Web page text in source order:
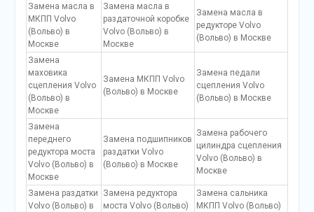
Замена масла в
МКПП Volvo
(Вольво) в
Москве
Замена масла в
раздаточной коробке
Volvo (Вольво) в
Москве
Замена масла в
редукторе Volvo
(Вольво) в Москве
Замена
маховика
сцепления Volvo
(Вольво) в
Москве
Замена МКПП Volvo
(Вольво) в Москве
Замена педали
сцепления Volvo
(Вольво) в Москве
Замена
переднего
редуктора моста
Volvo (Вольво) в
Москве
Замена подшипников
раздатки Volvo
(Вольво) в Москве
Замена рабочего
цилиндра сцепления
Volvo (Вольво) в
Москве
Замена раздатки
Volvo (Вольво) в
Замена редуктора
моста Volvo (Вольво)
Замена сальника
МКПП Volvo (Вольво)